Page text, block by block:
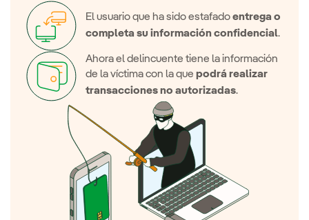
El usuario que ha sido estafadoentrega o
completa su información confidencial.
Ahora el delincuente tiene la información
de la víctima con la que podrá realizar
transacciones no autorizadas.